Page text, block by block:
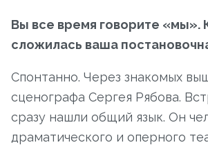
Вы все время говорите «мы».
сложилась ваша
Спонтанно. Через знакомых
сценографа Сергея Рябова.
сразу нашли общий язык. Он
драматического и оперного